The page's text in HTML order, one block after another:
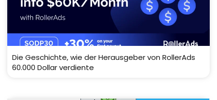
Die Geschichte, wie der Herausgeber von RollerAds
60.000 Dollar verdiente